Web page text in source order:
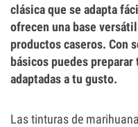
clásica que se adapta
ofrecen una base
productos caseros. Con
básicos puedes
adaptadas a tu gusto.
Las tinturas de